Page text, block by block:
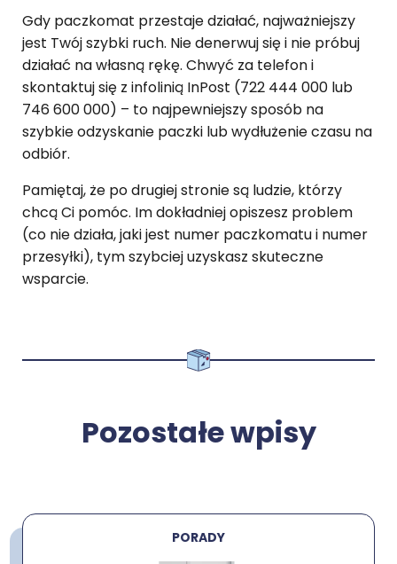
Gdy paczkomat przestaje działać, najważniejszy
jest Twój szybki ruch. Nie denerwuj się i nie próbuj
działać na własną rękę. Chwyć za telefon i
skontaktuj się z infolinią InPost (722 444 000 lub
746 600 000) – to najpewniejszy sposób na
szybkie odzyskanie paczki lub wydłużenie czasu na
odbiór.
Pamiętaj, że po drugiej stronie są ludzie, którzy
chcą Ci pomóc. Im dokładniej opiszesz problem
(co nie działa, jaki jest numer paczkomatu i numer
przesyłki), tym szybciej uzyskasz skuteczne
wsparcie.
Pozostałe wpisy
PORADY